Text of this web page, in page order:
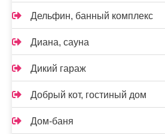
Дельфин, банный комплекс
Диана, сауна
Дикий гараж
Добрый кот, гостиный дом
Дом-баня